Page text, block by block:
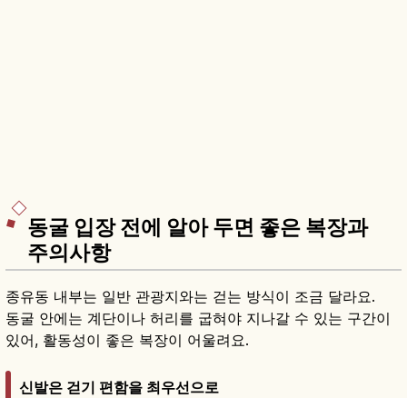
동굴 입장 전에 알아 두면 좋은 복장과
주의사항
종유동 내부는 일반 관광지와는 걷는 방식이 조금 달라요.
동굴 안에는 계단이나 허리를 굽혀야 지나갈 수 있는 구간이
있어, 활동성이 좋은 복장이 어울려요.
신발은 걷기 편함을 최우선으로